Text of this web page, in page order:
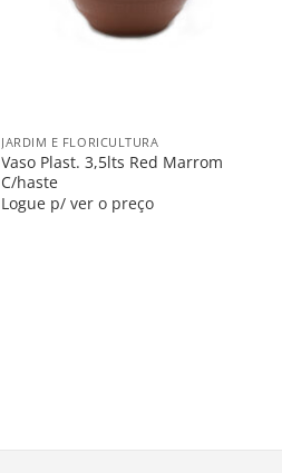
JARDIM E FLORICULTURA
Vaso Plast. 3,5lts Red Marrom
C/haste
Logue p/ ver o preço